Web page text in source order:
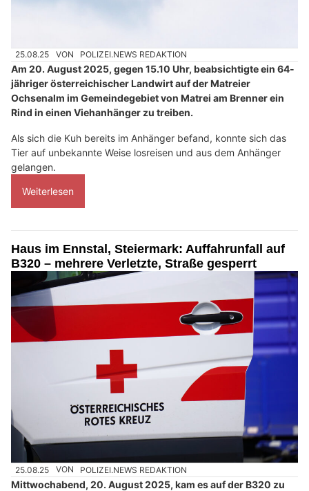
25.08.25 VON POLIZEI.NEWS REDAKTION
Am 20. August 2025, gegen 15.10 Uhr, beabsichtigte ein 64-
jähriger österreichischer Landwirt auf der Matreier
Ochsenalm im Gemeindegebiet von Matrei am Brenner ein
Rind in einen Viehanhänger zu treiben.
Als sich die Kuh bereits im Anhänger befand, konnte sich das
Tier auf unbekannte Weise losreisen und aus dem Anhänger
gelangen.
Weiterlesen
Haus im Ennstal, Steiermark: Auffahrunfall auf
B320 – mehrere Verletzte, Straße gesperrt
25.08.25 VON POLIZEI.NEWS REDAKTION
Mittwochabend, 20. August 2025, kam es auf der B320 zu